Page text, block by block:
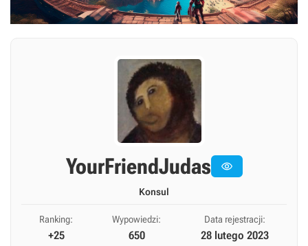
YourFriendJudas 
Konsul
Ranking:
+25
Wypowiedzi:
650
Data rejestracji:
28 lutego 2023